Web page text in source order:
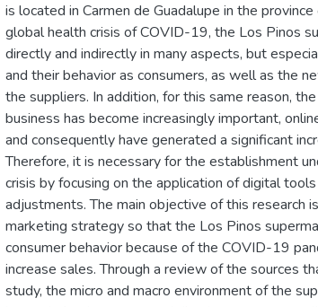
is located in Carmen de Guadalupe in the
global health crisis of COVID-19, the Los Pinos
directly and indirectly in many aspects, but
and their behavior as consumers, as well as the
the suppliers. In addition, for this same reason,
business has become increasingly important,
and consequently have generated a significant
Therefore, it is necessary for the establishment
crisis by focusing on the application of digital
adjustments. The main objective of this research
marketing strategy so that the Los Pinos
consumer behavior because of the COVID-19
increase sales. Through a review of the sources
study, the micro and macro environment of the